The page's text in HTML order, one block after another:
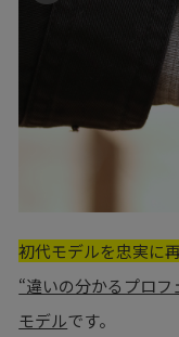
初代モデルを忠実に
“違いの分かるプロ
モデルです。